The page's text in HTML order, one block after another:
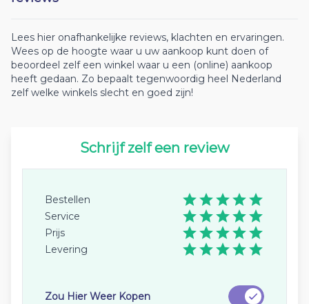
Lees hier onafhankelijke reviews, klachten en ervaringen.
Wees op de hoogte waar u uw aankoop kunt doen of
beoordeel zelf een winkel waar u een (online) aankoop
heeft gedaan. Zo bepaalt tegenwoordig heel Nederland
zelf welke winkels slecht en goed zijn!
Schrijf zelf een review
Bestellen
Service
Prijs
Levering
Zou Hier Weer Kopen